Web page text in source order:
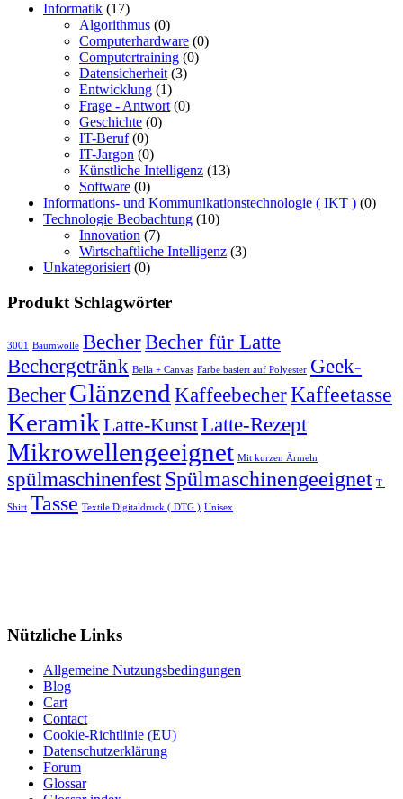
Informatik (17)
Algorithmus (0)
Computerhardware (0)
Computertraining (0)
Datensicherheit (3)
Entwicklung (1)
Frage - Antwort (0)
Geschichte (0)
IT-Beruf (0)
IT-Jargon (0)
Künstliche Intelligenz (13)
Software (0)
Informations- und Kommunikationstechnologie ( IKT ) (0)
Technologie Beobachtung (10)
Innovation (7)
Wirtschaftliche Intelligenz (3)
Unkategorisiert (0)
Produkt Schlagwörter
3001 Baumwolle BecherBecher für Latte
Bechergetränk Bella + Canvas Farbe basiert auf Polyester Geek-
BecherGlänzend KaffeebecherKaffeetasse
Keramik Latte-KunstLatte-Rezept
Mikrowellengeeignet Mit kurzen Ärmeln
spülmaschinenfestSpülmaschinengeeignet T-
Shirt Tasse Textile Digitaldruck ( DTG ) Unisex
Nützliche Links
Allgemeine Nutzungsbedingungen
Blog
Cart
Contact
Cookie-Richtlinie (EU)
Datenschutzerklärung
Forum
Glossar